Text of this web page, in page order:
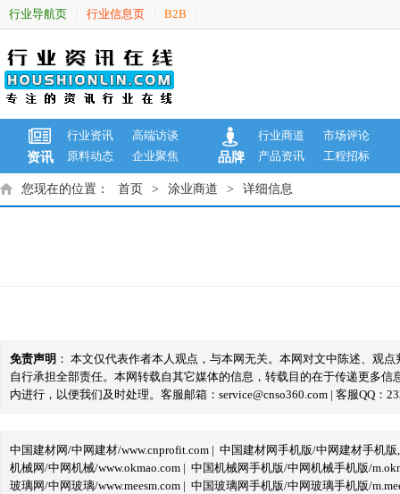
行业导航页 行业信息页 B2B
资讯
行业资讯
高端访谈
原料动态
企业聚焦 品牌
行业商道
市场评论
产品资讯
工程招标
您现在的位置： 首页 > 涂业商道 > 详细信息
免责声明 ： 本文仅代表作者本人观点，与本网无关。本网对文中陈述、观
自行承担全部责任。本网转载自其它媒体的信息，转载目的在于传递更多
内进行，以便我们及时处理。客服邮箱：service@cnso360.com | 客服QQ：
中国建材网/中网建材/www.cnprofit.com | 中国建材网手机版/中网建材手机版
机械网/中网机械/www.okmao.com | 中国机械网手机版/中网机械手机版/
玻璃网/中网玻璃/www.meesm.com | 中国玻璃网手机版/中网玻璃手机版/